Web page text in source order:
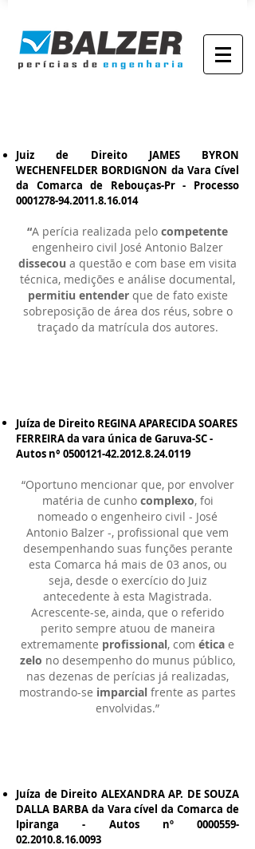
Juiz de Direito JAMES BYRON
WECHENFELDER BORDIGNON da Vara Cível
da Comarca de Rebouças-Pr - Processo
0001278-94.2011.8.16.014
“A perícia realizada pelo competente
engenheiro civil José Antonio Balzer
dissecou a questão e com base em visita
técnica, medições e análise documental,
permitiu entenderque de fato existe
sobreposição de área dos réus, sobre o
traçado da matrícula dos autores.
Juíza de Direito REGINA APARECIDA SOARES
FERREIRA da vara única de Garuva-SC -
Autos n° 0500121-42.2012.8.24.0119
“Oportuno mencionar que, por envolver
matéria de cunho complexo, foi
nomeado o engenheiro civil - José
Antonio Balzer -, profissional que vem
desempenhando suas funções perante
esta Comarca há mais de 03 anos, ou
seja, desde o exercício do Juiz
antecedente à esta Magistrada.
Acrescente-se, ainda, que o referido
perito sempre atuou de maneira
extremamente profissional, com ética e
zelo no desempenho do munus público,
nas dezenas de perícias já realizadas,
mostrando-se imparcial frente as partes
envolvidas.”
Juíza de Direito ALEXANDRA AP. DE SOUZA
DALLA BARBA da Vara cível da Comarca de
Ipiranga - Autos nº 0000559-
02.2010.8.16.0093